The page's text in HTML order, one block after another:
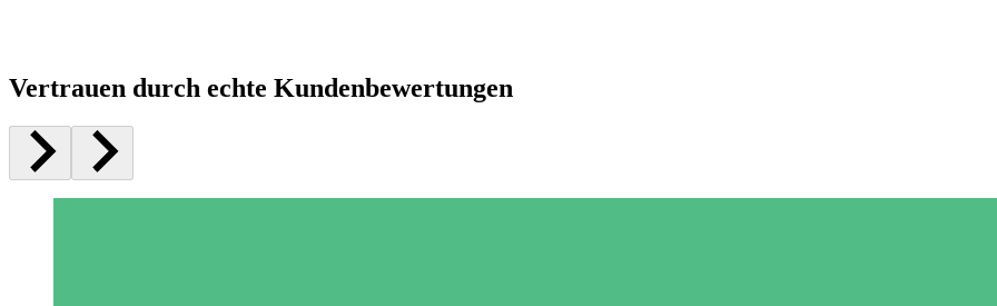
Vertrauen durch echte Kundenbewertungen